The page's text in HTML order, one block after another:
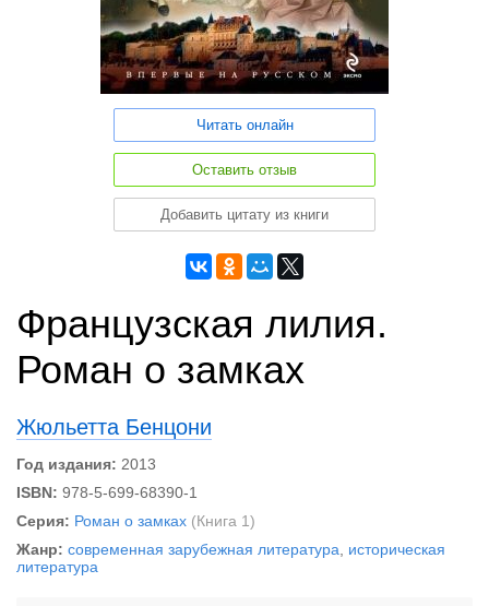
Читать онлайн
Оставить отзыв
Добавить цитату из книги
Французская лилия.
Роман о замках
Жюльетта Бенцони
Год издания: 2013
ISBN: 978-5-699-68390-1
Серия: Роман о замках (Книга 1)
Жанр: современная зарубежная литература
историческая
литература